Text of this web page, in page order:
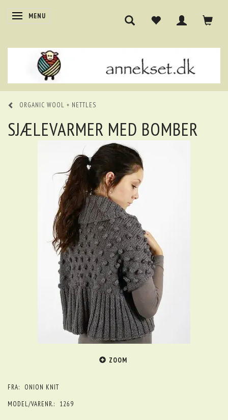
SKIFTE NAVIGATION
MENU
ORGANIC WOOL + NETTLES
SJÆLEVARMER MED BOMBER
ZOOM
FRA:
ONION KNIT
MODEL/VARENR.:
1269